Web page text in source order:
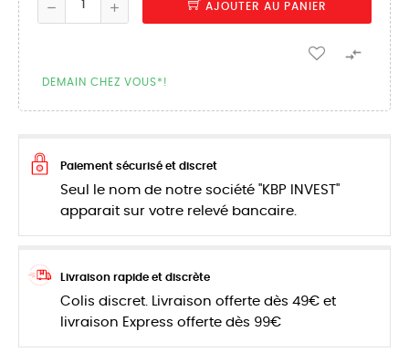
AJOUTER AU PANIER

DEMAIN CHEZ VOUS*!
Paiement sécurisé et discret
Seul le nom de notre société "KBP INVEST"
apparait sur votre relevé bancaire.
Livraison rapide et discrète
Colis discret. Livraison offerte dès 49€ et
livraison Express offerte dès 99€